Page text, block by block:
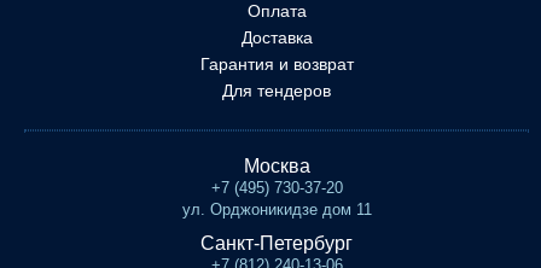
Оплата
Доставка
Гарантия и возврат
Для тендеров
Москва
+7 (495) 730-37-20
ул. Орджоникидзе дом 11
Санкт-Петербург